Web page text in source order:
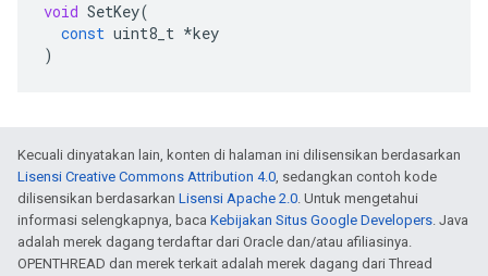
void SetKey(
const uint8_t *key
)
Kecuali dinyatakan lain, konten di halaman ini dilisensikan berdasarkan
Lisensi Creative Commons Attribution 4.0, sedangkan contoh kode
dilisensikan berdasarkan Lisensi Apache 2.0. Untuk mengetahui
informasi selengkapnya, baca Kebijakan Situs Google Developers. Java
adalah merek dagang terdaftar dari Oracle dan/atau afiliasinya.
OPENTHREAD dan merek terkait adalah merek dagang dari Thread